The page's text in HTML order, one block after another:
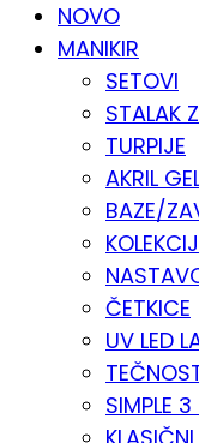
NOVO
MANIKIR
SETOVI
STALAK
TURPIJE
AKRIL
BAZE/
ČETKICE
UV LED
SIMPLE 3